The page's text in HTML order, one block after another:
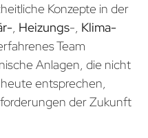
Konzepte in der
, Heizungs-, Klima-
Team
Anlagen, die nicht
entsprechen,
der Zukunft